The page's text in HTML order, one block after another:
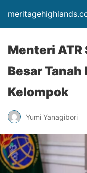
Menteri ATR
Besar
Kelompok
Yumi Yanagibori